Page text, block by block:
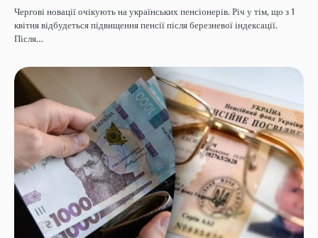
Чергові новації очікують на українських пенсіонерів. Річ у тім, що з 1
квітня відбудеться підвищення пенсії після березневої індексації.
Після…